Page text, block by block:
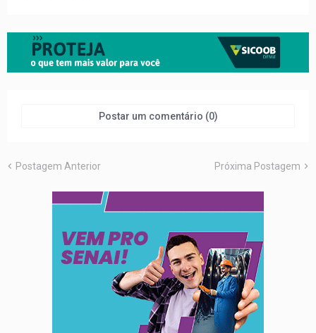
Postar um comentário (0)
Postagem Anterior Próxima Postagem